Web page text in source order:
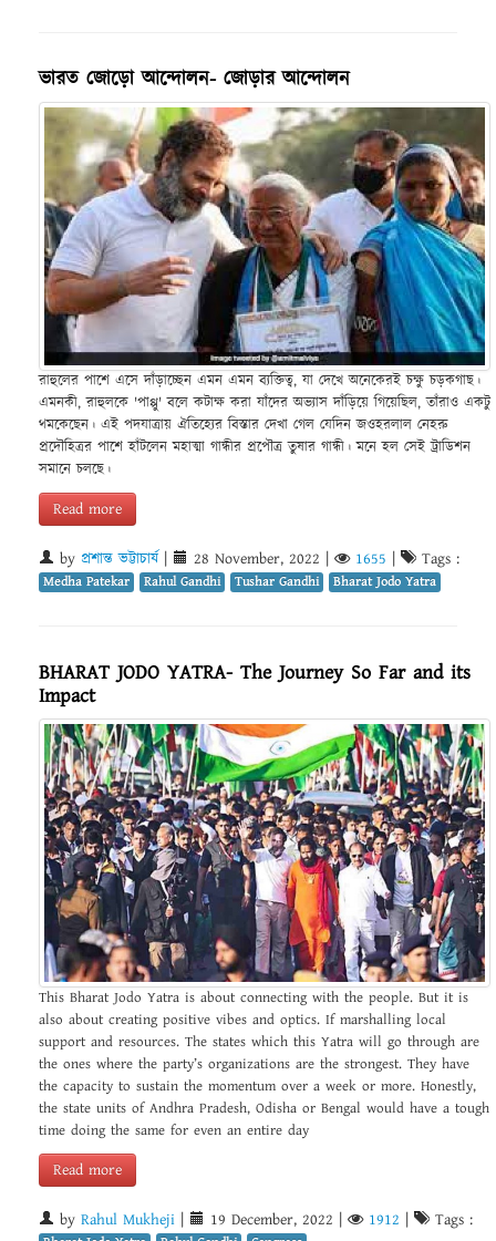
ভারত জোড়ো আন্দোলন- জোড়ার আন্দোলন
রাহুলের পাশে এসে দাঁড়াচ্ছেন এমন এমন ব্যক্তিত্ব, যা দেখে অনেকেরই চক্ষু চড়কগাছ।
এমনকী, রাহুলকে 'পাপ্পু' বলে কটাক্ষ করা যাঁদের অভ্যাস দাঁড়িয়ে গিয়েছিল, তাঁরাও একটু
থমকেছেন। এই পদযাত্রায় ঐতিহ্যের বিস্তার দেখা গেল যেদিন জওহরলাল নেহরু
প্রদৌহিত্রর পাশে হাঁটলেন মহাত্মা গান্ধীর প্রপৌত্র তুষার গান্ধী। মনে হল সেই ট্রাডিশন
সমানে চলছে।
Read more
by প্রশান্ত ভট্টাচার্য 28 November, 2022 1655 Tags :
Medha Patekar Rahul Gandhi Tushar Gandhi Bharat Jodo Yatra
BHARAT JODO YATRA- The Journey So Far and its
Impact
This Bharat Jodo Yatra is about connecting with the people. But it is
also about creating positive vibes and optics. If marshalling local
support and resources. The states which this Yatra will go through are
the ones where the party’s organizations are the strongest. They have
the capacity to sustain the momentum over a week or more. Honestly,
the state units of Andhra Pradesh, Odisha or Bengal would have a tough
time doing the same for even an entire day
Read more
by Rahul Mukheji 19 December, 2022 1912 Tags :